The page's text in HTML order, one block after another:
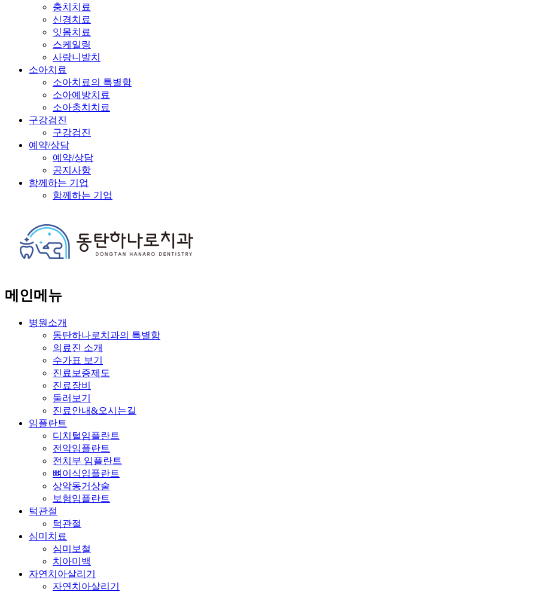
충치치료
신경치료
잇몸치료
스케일링
사랑니발치
소아치료
소아치료의 특별함
소아예방치료
소아충치치료
구강검진
구강검진
예약/상담
예약/상담
공지사항
함께하는 기업
함께하는 기업
메인메뉴
병원소개
동탄하나로치과의 특별함
의료진 소개
수가표 보기
진료보증제도
진료장비
둘러보기
진료안내&오시는길
임플란트
디치털임플란트
전악임플란트
전치부 임플란트
뼈이식임플란트
상악동거상술
보험임플란트
턱관절
턱관절
심미치료
심미보철
치아미백
자연치아살리기
자연치아살리기